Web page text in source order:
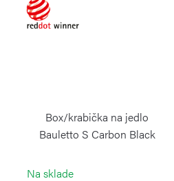
Box/krabička na jedlo
Bauletto S Carbon Black
Na sklade